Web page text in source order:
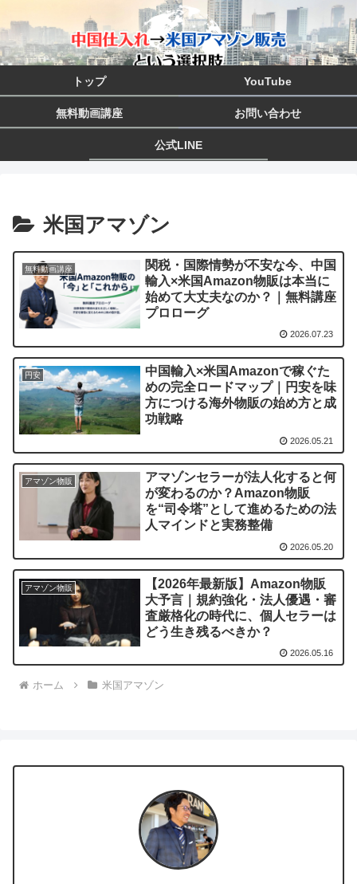
トップ YouTube
無料動画講座 お問い合わせ
公式LINE
米国アマゾン
無料動画講座
関税・国際情勢が不安な今、中国
輸入×米国Amazon物販は本当に
始めて大丈夫なのか？｜無料講座
プロローグ
2026.07.23
円安
中国輸入×米国Amazonで稼ぐた
めの完全ロードマップ｜円安を味
方につける海外物販の始め方と成
功戦略
2026.05.21
アマゾン物販
アマゾンセラーが法人化すると何
が変わるのか？Amazon物販
を“司令塔”として進めるための法
人マインドと実務整備
2026.05.20
アマゾン物販
【2026年最新版】Amazon物販
大予言｜規約強化・法人優遇・審
査厳格化の時代に、個人セラーは
どう生き残るべきか？
2026.05.16
ホーム 米国アマゾン